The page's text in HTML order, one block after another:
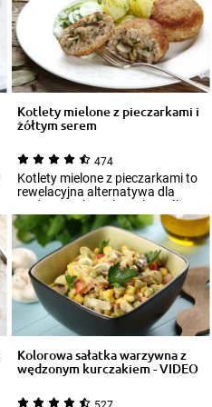
Kotlety mielone z pieczarkami i
żółtym serem
474
Kotlety mielone z pieczarkami to
rewelacyjna alternatywa dla
tradycyjnych mielonych. Jeśli
pamięt...
Kolorowa sałatka warzywna z
wędzonym kurczakiem - VIDEO